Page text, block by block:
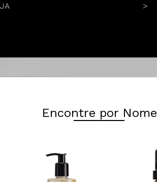
Encontre por Nome